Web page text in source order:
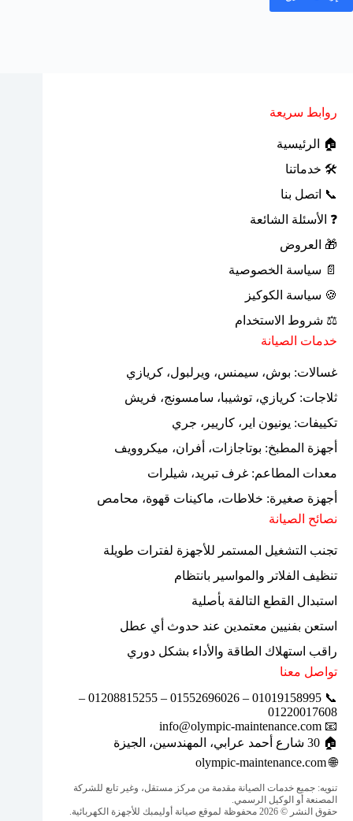
روابط سريعة
🏠 الرئيسية
🛠 خدماتنا
📞 اتصل بنا
❓ الأسئلة الشائعة
🎁 العروض
📄 سياسة الخصوصية
🍪 سياسة الكوكيز
⚖ شروط الاستخدام
خدمات الصيانة
غسالات: بوش، سيمنس، ويرلبول، كريازي
ثلاجات: كريازي، توشيبا، سامسونج، فريش
تكييفات: يونيون اير، كاريير، جري
أجهزة المطبخ: بوتاجازات، أفران، ميكروويف
معدات المطاعم: غرف تبريد، شيلرات
أجهزة صغيرة: خلاطات، ماكينات قهوة، محامص
نصائح الصيانة
تجنب التشغيل المستمر للأجهزة لفترات طويلة
تنظيف الفلاتر والمواسير بانتظام
استبدال القطع التالفة بأصلية
استعن بفنيين معتمدين عند حدوث أي عطل
راقب استهلاك الطاقة والأداء بشكل دوري
تواصل معنا
📞 01019158995 – 01552696026 – 01208815255 –
01220017608
📧 info@olympic-maintenance.com
🏠 30 شارع أحمد عرابي، المهندسين، الجيزة
🌐
olympic-maintenance.com
تنويه: جميع خدمات الصيانة مقدمة من مركز مستقل، وغير تابع للشركة
المصنعة أو الوكيل الرسمي.
حقوق النشر © 2026 محفوظة لموقع صيانة أوليمبك للأجهزة الكهربائية.